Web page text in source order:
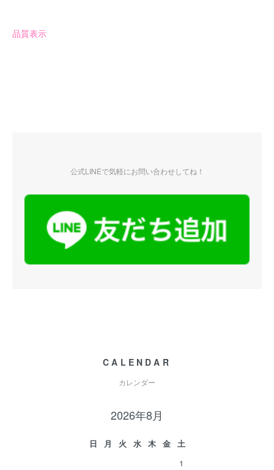
品質表示
公式LINEで気軽にお問い合わせしてね！
CALENDAR
カレンダー
2026年8月
日 月 火 水 木 金
土
1